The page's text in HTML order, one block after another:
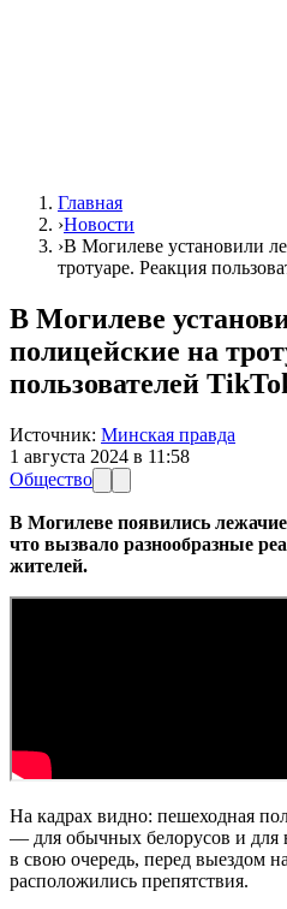
Главная
›Новости
›В Могилеве установили
тротуаре. Реакция
В Могилеве
полицейские на
пользователей
Источник: Минская правда
1 августа 2024 в 11:58
Общество
В Могилеве появились
что вызвало разнообразные
жителей.
На кадрах видно: пешеходная
— для обычных белорусов и для
в свою очередь, перед выездом
расположились препятствия.